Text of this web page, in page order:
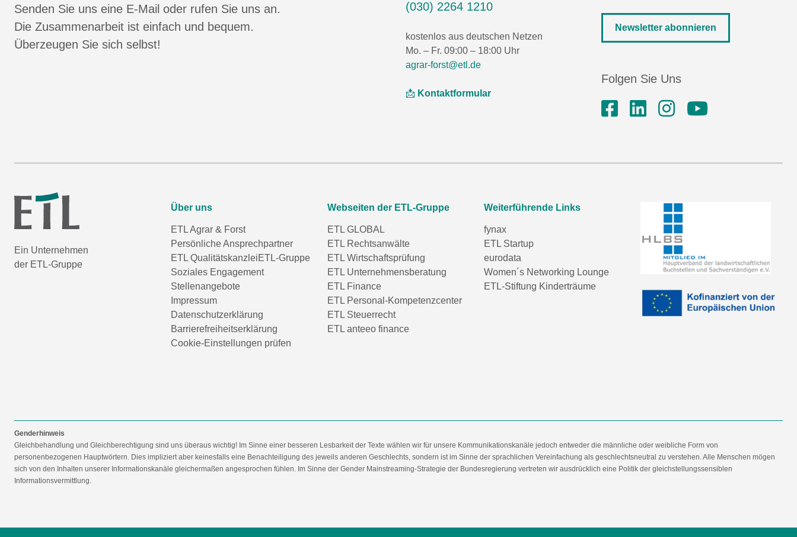
Senden Sie uns eine E-Mail oder rufen Sie uns an.
Die Zusammenarbeit ist einfach und bequem.
Überzeugen Sie sich selbst!
(030) 2264 1210
kostenlos aus deutschen Netzen
Mo. – Fr. 09:00 – 18:00 Uhr
agrar-forst@etl.de
📩 Kontaktformular
Newsletter abonnieren
Folgen Sie Uns
Ein Unternehmen
der ETL-Gruppe
Über uns
ETL Agrar & Forst
Persönliche Ansprechpartner
ETL QualitätskanzleiETL-Gruppe
Soziales Engagement
Stellenangebote
Impressum
Datenschutzerklärung
Barrierefreiheitserklärung
Cookie-Einstellungen prüfen
Webseiten der ETL-Gruppe
ETL GLOBAL
ETL Rechtsanwälte
ETL Wirtschaftsprüfung
ETL Unternehmensberatung
ETL Finance
ETL Personal-Kompetenzcenter
ETL Steuerrecht
ETL anteeo finance
Weiterführende Links
fynax
ETL Startup
eurodata
Women´s Networking Lounge
ETL-Stiftung Kinderträume
Genderhinweis
Gleichbehandlung und Gleichberechtigung sind uns überaus wichtig! Im Sinne einer besseren Lesbarkeit der Texte wählen wir für unsere Kommunikationskanäle jedoch entweder die männliche oder weibliche Form von
personenbezogenen Hauptwörtern. Dies impliziert aber keinesfalls eine Benachteiligung des jeweils anderen Geschlechts, sondern ist im Sinne der sprachlichen Vereinfachung als geschlechtsneutral zu verstehen. Alle Menschen mögen
sich von den Inhalten unserer Informationskanäle gleichermaßen angesprochen fühlen. Im Sinne der Gender Mainstreaming-Strategie der Bundesregierung vertreten wir ausdrücklich eine Politik der gleichstellungssensiblen
Informationsvermittlung.